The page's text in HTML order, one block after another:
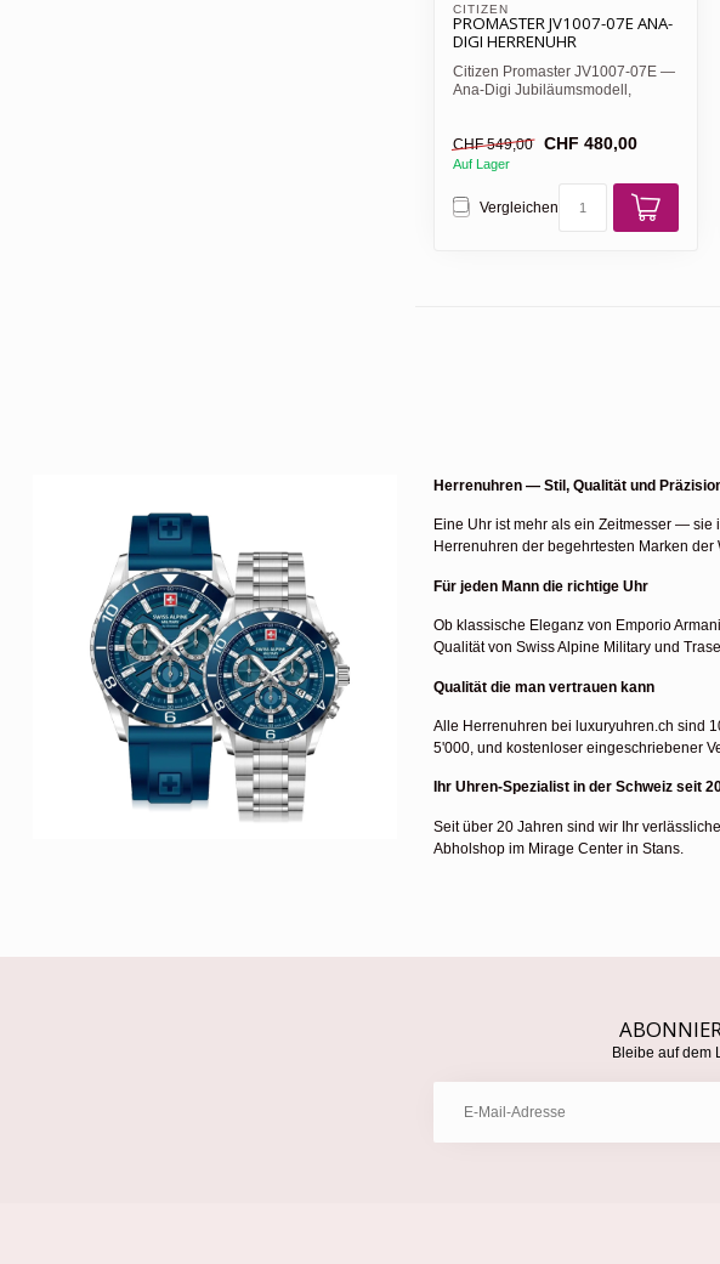
CITIZEN
PROMASTER JV1007-07E ANA-
DIGI HERRENUHR
Citizen Promaster JV1007-07E —
Ana-Digi Jubiläumsmodell,
CHF 549,00 CHF 480,00
Auf Lager
Vergleichen
Herrenuhren — Stil, Qualität und
Eine Uhr ist mehr als ein Zeitmesser — sie
Herrenuhren der begehrtesten Marken
Für jeden Mann die richtige Uhr
Ob klassische Eleganz von Emporio
Qualität von Swiss Alpine Military und
Qualität die man vertrauen kann
Alle Herrenuhren bei luxuryuhren.ch sind
5'000, und kostenloser eingeschriebener
Ihr Uhren-Spezialist in der Schweiz seit
Seit über 20 Jahren sind wir Ihr
Abholshop im Mirage Center in Stans.
Bleibe auf dem